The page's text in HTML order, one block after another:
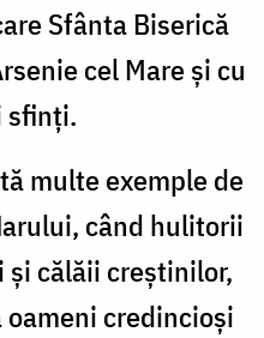
Sfânta Biserică
cel Mare şi cu
sfinţi.
multe exemple de
când hulitorii
călăii creştinilor,
credincioşi